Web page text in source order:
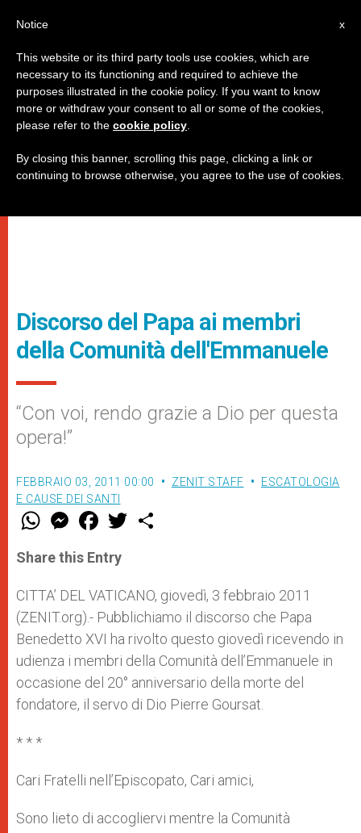
Discorso del Papa ai membri
della Comunità dell'Emmanuele
“Con voi, rendo grazie a Dio per questa
opera!”
FEBBRAIO 03, 2011 00:00 ZENIT STAFF
ESCATOLOGIA
E CAUSE DEI SANTI
W
t
s
p
p
M
e
s
e
g
e
r
F
a
e
b
o
k
w
r
Share this Entry
CITTA’ DEL VATICANO, giovedì, 3 febbraio 2011
(ZENIT.org).- Pubblichiamo il discorso che Papa
Benedetto XVI ha rivolto questo giovedì ricevendo in
udienza i membri della Comunità dell’Emmanuele in
occasione del 20° anniversario della morte del
fondatore, il servo di Dio Pierre Goursat.
* * *
Cari Fratelli nell’Episcopato, Cari amici,
Sono lieto di accogliervi mentre la Comunità
x
Notice
This website or its third party tools use cookies, which are
necessary to its functioning and required to achieve the
purposes illustrated in the cookie policy. If you want to know
more or withdraw your consent to all or some of the cookies,
please refer to the cookie policy
By closing this banner, scrolling this page, clicking a link or
continuing to browse otherwise, you agree to the use of cookies.